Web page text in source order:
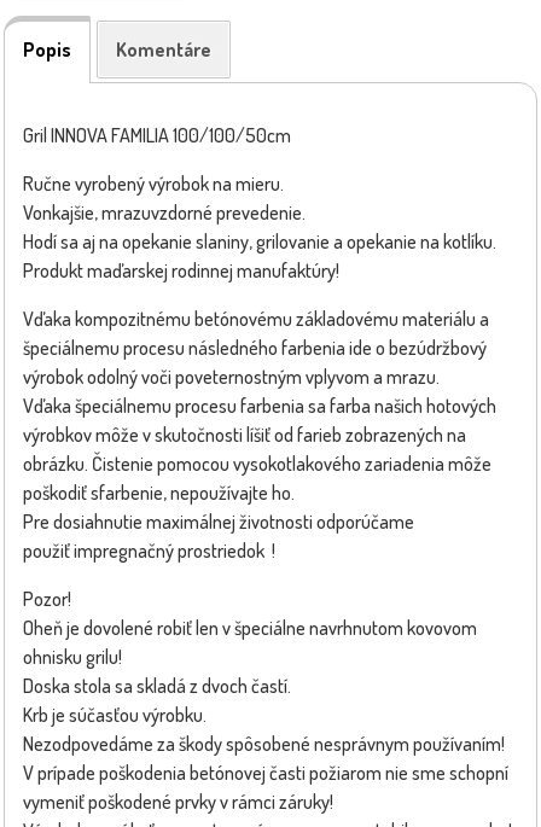
Popis Komentáre
Gril INNOVA FAMILIA 100/100/50cm
Ručne vyrobený výrobok na mieru.
Vonkajšie, mrazuvzdorné prevedenie.
Hodí sa aj na opekanie slaniny, grilovanie a opekanie na kotlíku.
Produkt maďarskej rodinnej manufaktúry!
Vďaka kompozitnému betónovému základovému materiálu a
špeciálnemu procesu následného farbenia ide o bezúdržbový
výrobok odolný voči poveternostným vplyvom a mrazu.
Vďaka špeciálnemu procesu farbenia sa farba našich hotových
výrobkov môže v skutočnosti líšiť od farieb zobrazených na
obrázku. Čistenie pomocou vysokotlakového zariadenia môže
poškodiť sfarbenie, nepoužívajte ho.
Pre dosiahnutie maximálnej životnosti odporúčame
použiť impregnačný prostriedok !
Pozor!
Oheň je dovolené robiť len v špeciálne navrhnutom kovovom
ohnisku grilu!
Doska stola sa skladá z dvoch častí.
Krb je súčasťou výrobku.
Nezodpovedáme za škody spôsobené nesprávnym používaním!
V prípade poškodenia betónovej časti požiarom nie sme schopní
vymeniť poškodené prvky v rámci záruky!